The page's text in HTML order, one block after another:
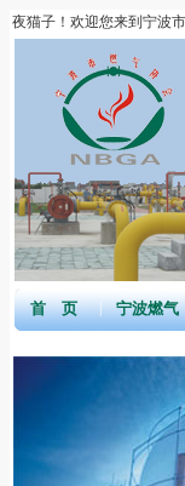
夜猫子！欢迎您来到宁波
首 页 | 宁波燃气